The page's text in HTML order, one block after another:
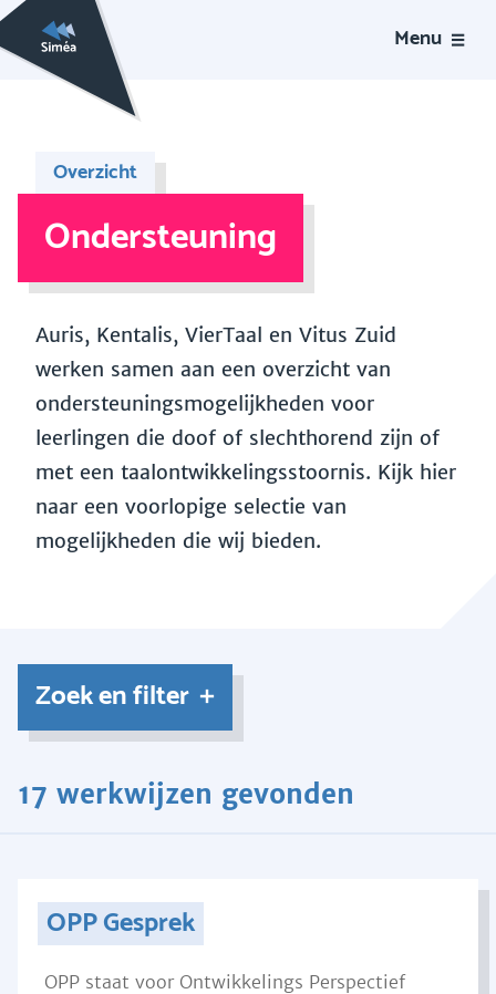
Menu
Overzicht
Ondersteuning
Auris, Kentalis, VierTaal en Vitus Zuid
werken samen aan een overzicht van
ondersteuningsmogelijkheden voor
leerlingen die doof of slechthorend zijn of
met een taalontwikkelingsstoornis. Kijk hier
naar een voorlopige selectie van
mogelijkheden die wij bieden.
Zoek en filter
17 werkwijzen gevonden
OPP Gesprek
OPP staat voor Ontwikkelings Perspectief